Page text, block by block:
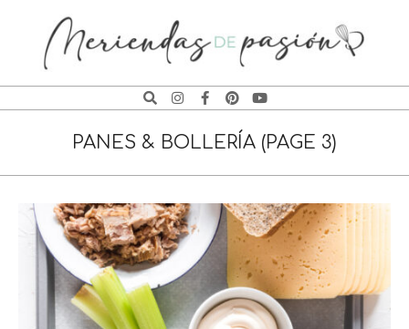
MERIENDAS
PASIÓN
PANES & BOLLERÍA (PAGE 3)